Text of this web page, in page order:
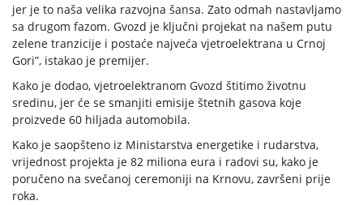
jer je to naša velika razvojna šansa. Zato odmah nastavljamo
sa drugom fazom. Gvozd je ključni projekat na našem putu
zelene tranzicije i postaće najveća vjetroelektrana u Crnoj
Gori”, istakao je premijer.
Kako je dodao, vjetroelektranom Gvozd štitimo životnu
sredinu, jer će se smanjiti emisije štetnih gasova koje
proizvede 60 hiljada automobila.
Kako je saopšteno iz Ministarstva energetike i rudarstva,
vrijednost projekta je 82 miliona eura i radovi su, kako je
poručeno na svečanoj ceremoniji na Krnovu, završeni prije
roka.